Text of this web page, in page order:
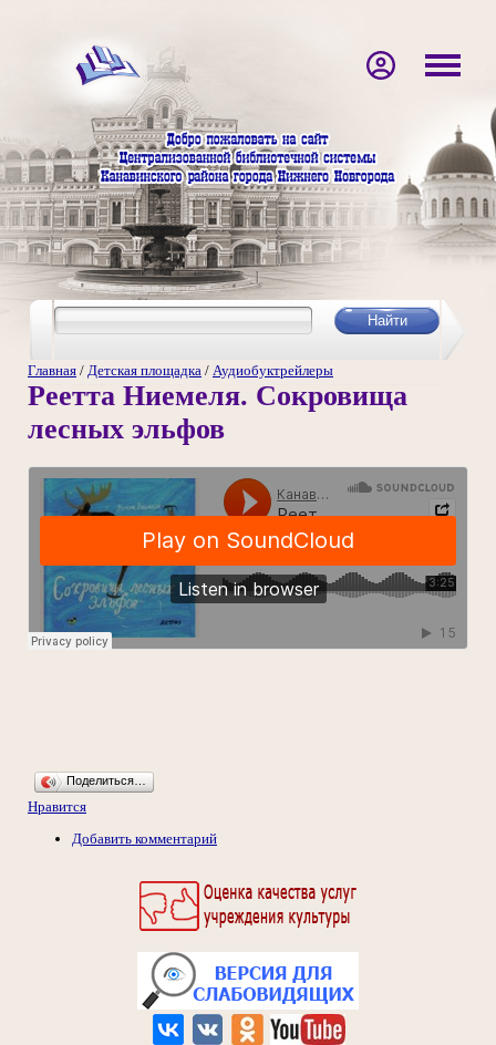
Главная / Детская площадка / Аудиобуктрейлеры
Реетта Ниемеля. Сокровища
лесных эльфов
Поделиться…
Нравится
Добавить комментарий